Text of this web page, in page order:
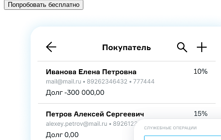
Попробовать бесплатно